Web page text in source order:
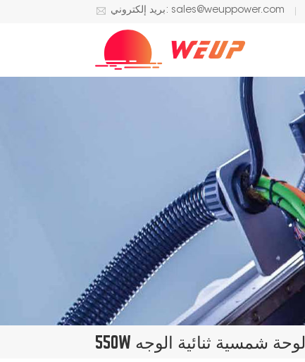
بريد إلكتروني: sales@weuppower.com
550W لوحة شمسية ثنائية الوجه